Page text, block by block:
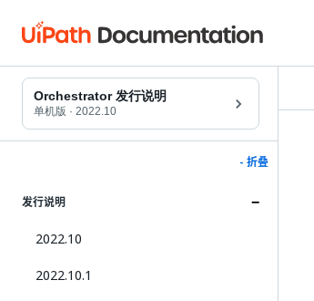
Orchestrator 发行说明
单机版 · 2022.10
- 折叠
发行说明
2022.10
2022.10.1